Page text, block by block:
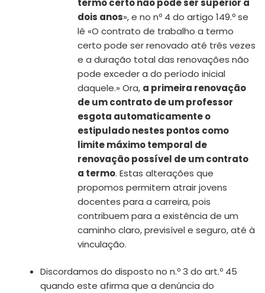
termo certo não pode ser superior a
dois anos», e no nº 4 do artigo 149.º se
lê «O contrato de trabalho a termo
certo pode ser renovado até três vezes
e a duração total das renovações não
pode exceder a do período inicial
daquele.» Ora, a primeira renovação
de um contrato de um professor
esgota automaticamente o
estipulado nestes pontos como
limite máximo temporal de
renovação possível de um contrato
a termo. Estas alterações que
propomos permitem atrair jovens
docentes para a carreira, pois
contribuem para a existência de um
caminho claro, previsível e seguro, até à
vinculação.
Discordamos do disposto no n.º 3 do art.º 45
quando este afirma que a denúncia do